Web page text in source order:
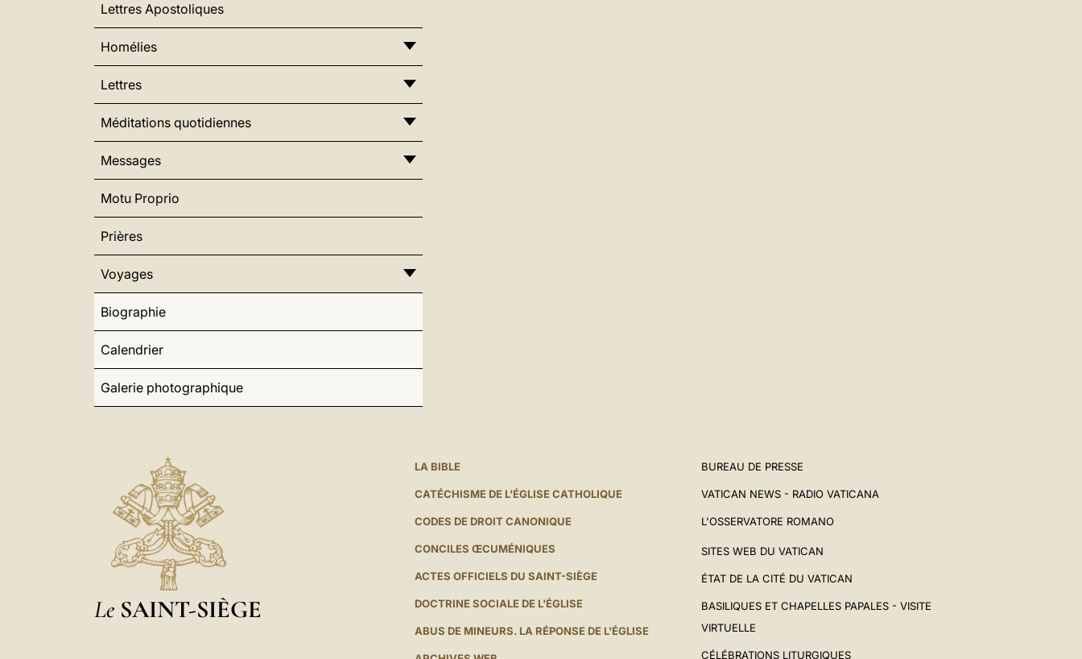
Lettres Apostoliques
Homélies
Lettres
Méditations quotidiennes
Messages
Motu Proprio
Prières
Voyages
Biographie
Calendrier
Galerie photographique
Le SAINT-SIÈGE
LA BIBLE
CATÉCHISME DE L'ÉGLISE CATHOLIQUE
CODES DE DROIT CANONIQUE
CONCILES ŒCUMÉNIQUES
ACTES OFFICIELS DU SAINT-SIÈGE
DOCTRINE SOCIALE DE L'ÉGLISE
ABUS DE MINEURS. LA RÉPONSE DE L'ÉGLISE
BUREAU DE PRESSE
VATICAN NEWS - RADIO VATICANA
L'OSSERVATORE ROMANO
SITES WEB DU VATICAN
ÉTAT DE LA CITÉ DU VATICAN
BASILIQUES ET CHAPELLES PAPALES - VISITE
VIRTUELLE
CÉLÉBRATIONS LITURGIQUES